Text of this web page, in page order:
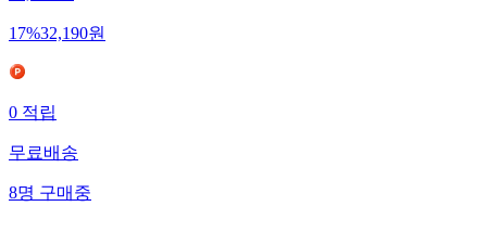
17%32,190원
0적립
무료배송
8명구매중